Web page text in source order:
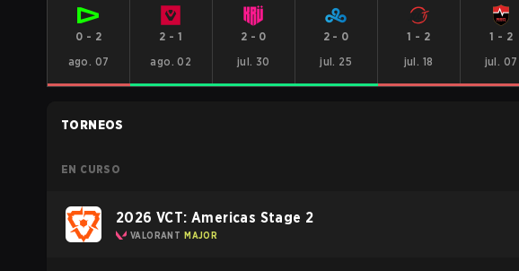
0 - 2
ago. 07
2 - 1
ago. 02
2 - 0
jul. 30
2 - 0
jul. 25
1 - 2
jul. 18
1 - 2
jul. 07
TORNEOS
EN CURSO
2026 VCT: Americas Stage 2
VALORANT MAJOR